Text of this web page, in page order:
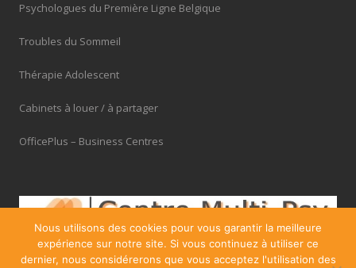
Psychologues du Première Ligne Belgique
Troubles du Sommeil
Thérapie Adolescent
Cabinets à louer / à partager
OfficePlus – Business Centres
Nous utilisons des cookies pour vous garantir la meilleure
expérience sur notre site. Si vous continuez à utiliser ce
dernier, nous considérerons que vous acceptez l'utilisation des